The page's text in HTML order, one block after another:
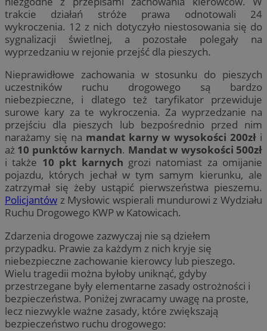
trakcie działań stróże prawa odnotowali 24
wykroczenia. 12 z nich dotyczyło niestosowania się do
sygnalizacji świetlnej, a pozostałe polegały na
wyprzedzaniu w rejonie przejść dla pieszych.
Nieprawidłowe zachowania w stosunku do pieszych
uczestników ruchu drogowego są bardzo
niebezpieczne, i dlatego też taryfikator przewiduje
surowe kary za te wykroczenia. Za wyprzedzanie na
przejściu dla pieszych lub bezpośrednio przed nim
narażamy się na mandat karny w wysokości 200zł i
aż 10 punktów karnych. Mandat w wysokości 500zł
i także 10 pkt karnych grozi natomiast za omijanie
pojazdu, których jechał w tym samym kierunku, ale
zatrzymał się żeby ustąpić pierwszeństwa pieszemu.
Policjantów z Mysłowic wspierali mundurowi z Wydziału
Ruchu Drogowego KWP w Katowicach.
Zdarzenia drogowe zazwyczaj nie są dziełem
przypadku. Prawie za każdym z nich kryje się
niebezpieczne zachowanie kierowcy lub pieszego.
Wielu tragedii można byłoby uniknąć, gdyby
przestrzegane były elementarne zasady ostrożności i
bezpieczeństwa. Poniżej zwracamy uwagę na proste,
lecz niezwykle ważne zasady, które zwiększają
bezpieczeństwo ruchu drogowego: